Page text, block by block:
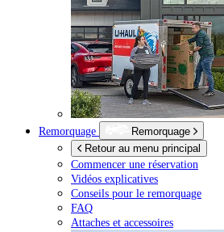
Remorquage
Remorquage
Retour au menu principal
Commencer une réservation
Vidéos explicatives
Conseils pour le remorquage
FAQ
Attaches et accessoires